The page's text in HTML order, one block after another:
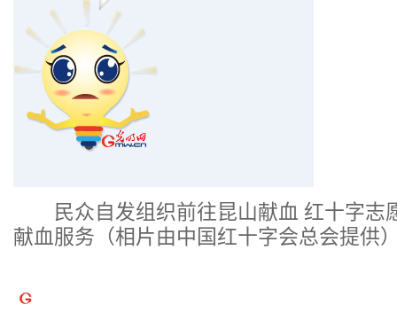
民众自发组织前往昆山献血 红十字志
献血服务（相片由中国红十字会总会提供